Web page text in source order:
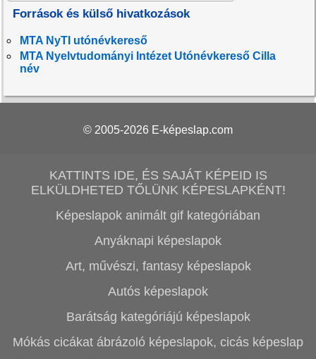
Források és külső hivatkozások
MTA NyTI utónévkereső
MTA Nyelvtudományi Intézet Utónévkereső Cilla
név
© 2005-2026 E-képeslap.com
KATTINTS IDE, ÉS SAJÁT KÉPEID IS
ELKÜLDHETED TŐLÜNK KÉPESLAPKÉNT!
Képeslapok animált gif kategóriában
Anyáknapi képeslapok
Art, művészi, fantasy képeslapok
Autós képeslapok
Barátság kategóriájú képeslapok
Mókás cicákat ábrázoló képeslapok, cicás képeslap